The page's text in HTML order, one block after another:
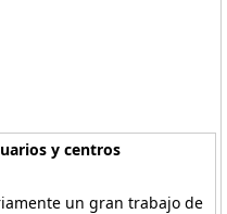
y centros
un gran trabajo de